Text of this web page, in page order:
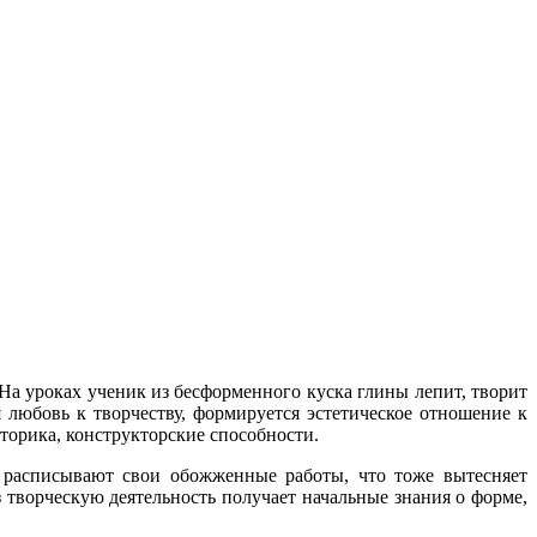
уроках ученик из бесформенного куска глины лепит, творит
к творчеству, формируется эстетическое отношение к
конструкторские способности.
свои обожженные работы, что тоже вытесняет
деятельность получает начальные знания о форме,